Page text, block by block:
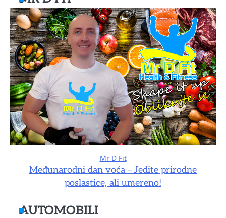
Mr D Fit
Međunarodni dan voća – Jedite prirodne
poslastice, ali umereno!
AUTOMOBILI